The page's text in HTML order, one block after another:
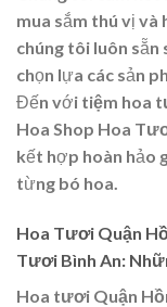
mua sắm thú vị và
chúng tôi luôn
chọn lựa các sản
Đến với tiệm hoa
Hoa Shop Hoa
kết hợp hoàn hảo
từng bó hoa.
Hoa Tươi Quận
Tươi Bình An:
Hoa tươi Quận